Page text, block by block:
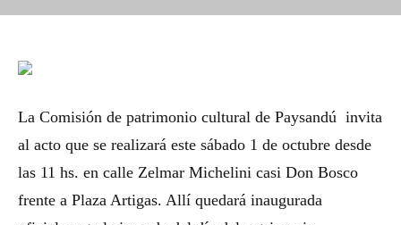
La Comisión de patrimonio cultural de Paysandú invita
al acto que se realizará este sábado 1 de octubre desde
las 11 hs. en calle Zelmar Michelini casi Don Bosco
frente a Plaza Artigas. Allí quedará inaugurada